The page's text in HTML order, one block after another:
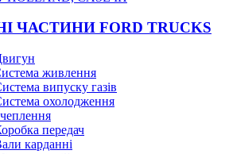
ЧАСТИНИ FORD TRUCKS
живлення
випуску газів
охолодження
передач
карданні